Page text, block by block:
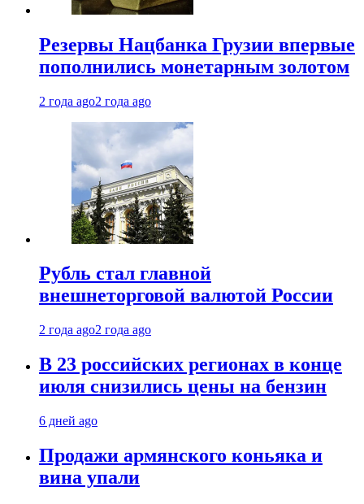
Резервы Нацбанка Грузии впервые
пополнились монетарным золотом
2 года ago2 года ago
Рубль стал главной
внешнеторговой валютой России
2 года ago2 года ago
В 23 российских регионах в конце
июля снизились цены на бензин
6 дней ago
Продажи армянского коньяка и
вина упали